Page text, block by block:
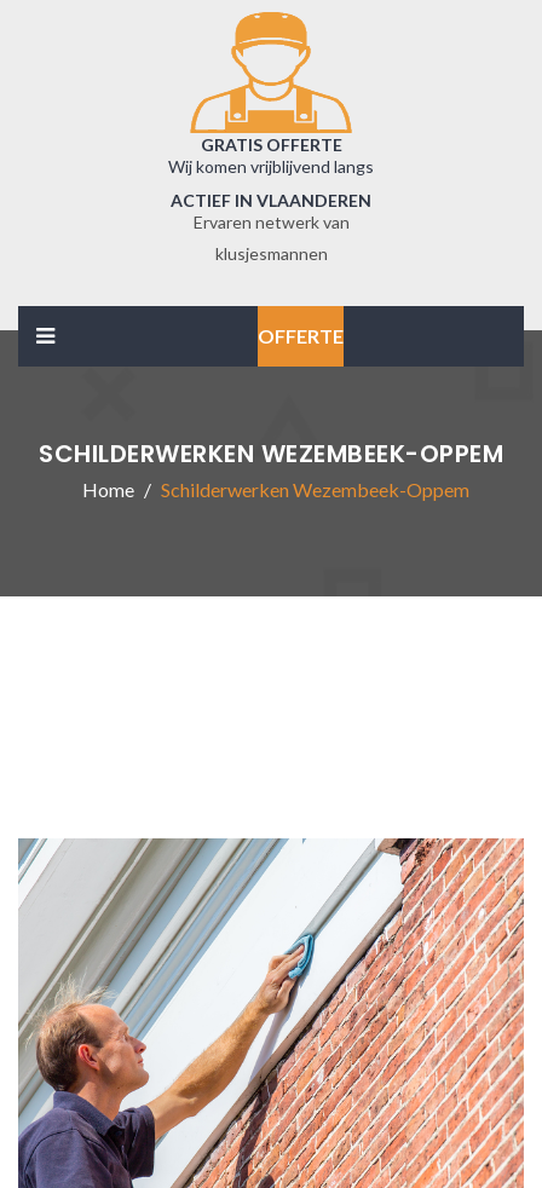
GRATIS OFFERTE
Wij komen vrijblijvend langs
ACTIEF IN VLAANDEREN
Ervaren netwerk van
klusjesmannen
OFFERTE
SCHILDERWERKEN WEZEMBEEK-OPPEM
Home Schilderwerken Wezembeek-Oppem